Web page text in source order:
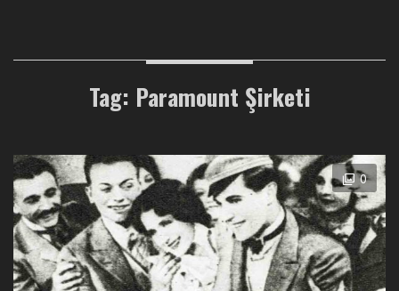
Tag: Paramount Şirketi
0